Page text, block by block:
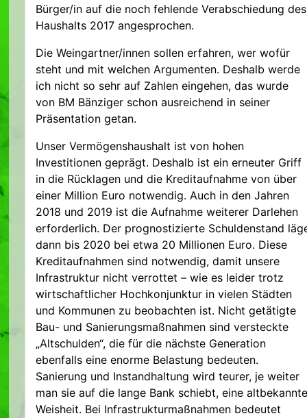
Bürger/in auf die noch fehlende Verabschiedung des
Haushalts 2017 angesprochen.
Die Weingartner/innen sollen erfahren, wer wofür
steht und mit welchen Argumenten. Deshalb werde
ich nicht so sehr auf Zahlen eingehen, das wurde
von BM Bänziger schon ausreichend in seiner
Präsentation getan.
Unser Vermögenshaushalt ist von hohen
Investitionen geprägt. Deshalb ist ein erneuter Griff
in die Rücklagen und die Kreditaufnahme von über
einer Million Euro notwendig. Auch in den Jahren
2018 und 2019 ist die Aufnahme weiterer Darlehen
erforderlich. Der prognostizierte Schuldenstand
dann bis 2020 bei etwa 20 Millionen Euro. Diese
Kreditaufnahmen sind notwendig, damit unsere
Infrastruktur nicht verrottet – wie es leider trotz
wirtschaftlicher Hochkonjunktur in vielen Städten
und Kommunen zu beobachten ist. Nicht getätigte
Bau- und Sanierungsmaßnahmen sind versteckte
„Altschulden“, die für die nächste Generation
ebenfalls eine enorme Belastung bedeuten.
Sanierung und Instandhaltung wird teurer, je weiter
man sie auf die lange Bank schiebt, eine altbekannte
Weisheit. Bei Infrastrukturmaßnahmen bedeutet